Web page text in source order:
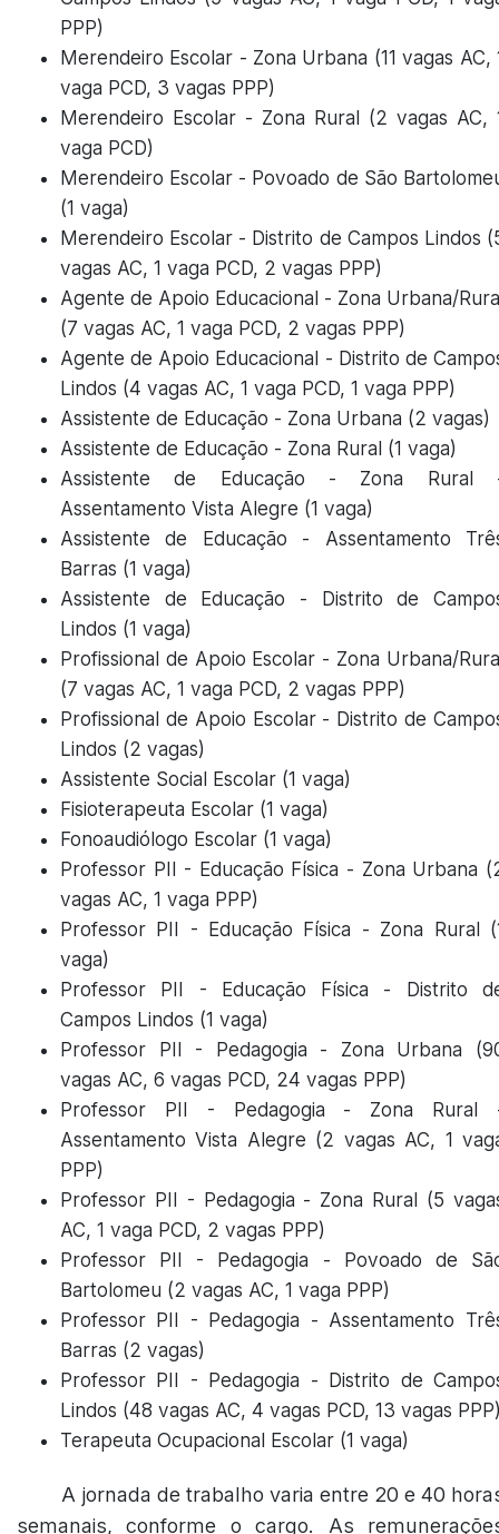
PPP)
Merendeiro Escolar - Zona Urbana (11 vagas AC,
vaga PCD, 3 vagas PPP)
Merendeiro Escolar - Zona Rural (2 vagas AC,
vaga PCD)
Merendeiro Escolar - Povoado de São
(1 vaga)
Merendeiro Escolar - Distrito de Campos Lindos
vagas AC, 1 vaga PCD, 2 vagas PPP)
Agente de Apoio Educacional - Zona Urbana/
(7 vagas AC, 1 vaga PCD, 2 vagas PPP)
Agente de Apoio Educacional - Distrito de
Lindos (4 vagas AC, 1 vaga PCD, 1 vaga PPP)
Assistente de Educação - Zona Urbana (2 vagas)
Assistente de Educação - Zona Rural (1 vaga)
Assistente de Educação - Zona Rural
Assentamento Vista Alegre (1 vaga)
Assistente de Educação - Assentamento
Barras (1 vaga)
Assistente de Educação - Distrito de
Lindos (1 vaga)
Profissional de Apoio Escolar - Zona Urbana/
(7 vagas AC, 1 vaga PCD, 2 vagas PPP)
Profissional de Apoio Escolar - Distrito de
Lindos (2 vagas)
Assistente Social Escolar (1 vaga)
Fisioterapeuta Escolar (1 vaga)
Fonoaudiólogo Escolar (1 vaga)
Professor PII - Educação Física - Zona Urbana
vagas AC, 1 vaga PPP)
Professor PII - Educação Física - Zona Rural
vaga)
Professor PII - Educação Física - Distrito
Campos Lindos (1 vaga)
Professor PII - Pedagogia - Zona Urbana
vagas AC, 6 vagas PCD, 24 vagas PPP)
Professor PII - Pedagogia - Zona Rural
Assentamento Vista Alegre (2 vagas AC, 1
PPP)
Professor PII - Pedagogia - Zona Rural (5
AC, 1 vaga PCD, 2 vagas PPP)
Professor PII - Pedagogia - Povoado de
Bartolomeu (2 vagas AC, 1 vaga PPP)
Professor PII - Pedagogia - Assentamento
Barras (2 vagas)
Professor PII - Pedagogia - Distrito de
Lindos (48 vagas AC, 4 vagas PCD, 13 vagas
Terapeuta Ocupacional Escolar (1 vaga)
A jornada de trabalho varia entre 20 e 40
semanais, conforme o cargo. As